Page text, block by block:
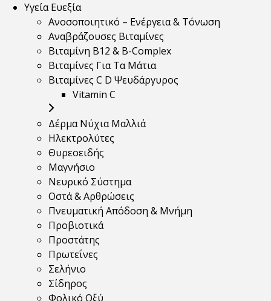
Υγεία Ευεξία
Ανοσοποιητικό – Ενέργεια & Τόνωση
Αναβράζουσες Βιταμίνες
Βιταμίνη B12 & Β-Complex
Βιταμίνες Για Τα Μάτια
Βιταμίνες C D Ψευδάργυρος
Vitamin C
Δέρμα Νύχια Μαλλιά
Ηλεκτρολύτες
Θυρεοειδής
Μαγνήσιο
Νευρικό Σύστημα
Οστά & Αρθρώσεις
Πνευματική Απόδοση & Μνήμη
Προβιοτικά
Προστάτης
Πρωτεΐνες
Σελήνιο
Σίδηρος
Φολικό Οξύ